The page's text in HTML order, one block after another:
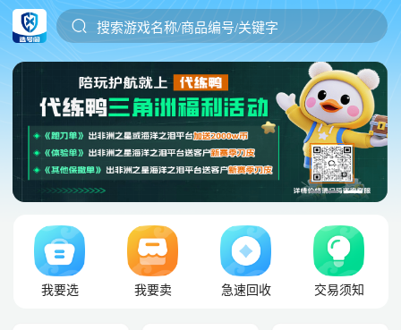
搜索游戏名称/商品编号/关键字
我要选 我要卖 急速回收 交易须知